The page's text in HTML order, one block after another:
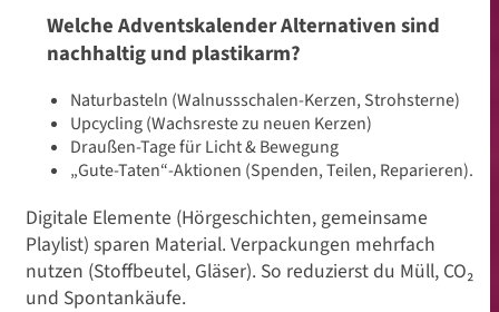
Welche Adventskalender Alternativen sind
nachhaltig und plastikarm?
Naturbasteln (Walnussschalen-Kerzen, Strohsterne)
Upcycling (Wachsreste zu neuen Kerzen)
Draußen-Tage für Licht & Bewegung
„Gute-Taten“-Aktionen (Spenden, Teilen, Reparieren).
Digitale Elemente (Hörgeschichten, gemeinsame
Playlist) sparen Material. Verpackungen mehrfach
nutzen (Stoffbeutel, Gläser). So reduzierst du Müll, CO₂
und Spontankäufe.